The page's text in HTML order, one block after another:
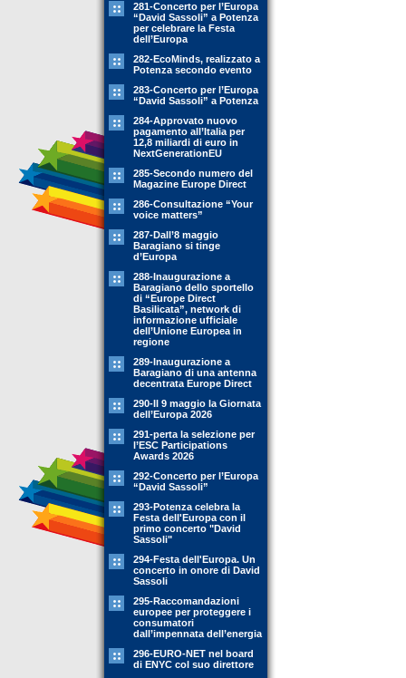
281-Concerto per l’Europa
“David Sassoli” a Potenza
per celebrare la Festa
dell’Europa
282-EcoMinds, realizzato a
Potenza secondo evento
283-Concerto per l’Europa
“David Sassoli” a Potenza
284-Approvato nuovo
pagamento all’Italia per
12,8 miliardi di euro in
NextGenerationEU
285-Secondo numero del
Magazine Europe Direct
286-Consultazione “Your
voice matters”
287-Dall’8 maggio
Baragiano si tinge
d’Europa
288-Inaugurazione a
Baragiano dello sportello
di “Europe Direct
Basilicata”, network di
informazione ufficiale
dell’Unione Europea in
regione
289-Inaugurazione a
Baragiano di una antenna
decentrata Europe Direct
290-Il 9 maggio la Giornata
dell’Europa 2026
291-perta la selezione per
l’ESC Participations
Awards 2026
292-Concerto per l’Europa
“David Sassoli”
293-Potenza celebra la
Festa dell'Europa con il
primo concerto "David
Sassoli"
294-Festa dell'Europa. Un
concerto in onore di David
Sassoli
295-Raccomandazioni
europee per proteggere i
consumatori
dall’impennata dell’energia
296-EURO-NET nel board
di ENYC col suo direttore